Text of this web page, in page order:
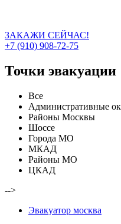
ЗАКАЖИ СЕЙЧАС!
+7 (910) 908-72-75
Точки эвакуации
Все
Административные
Районы Москвы
Шоссе
Города МО
МКАД
Районы МО
ЦКАД
-->
Эвакуатор москва